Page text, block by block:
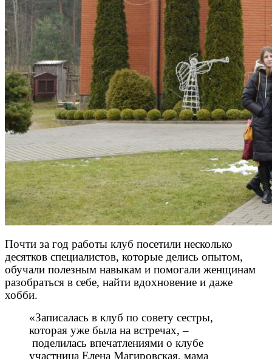
Почти за год работы клуб посетили несколько
десятков специалистов, которые делись опытом,
обучали полезным навыкам и помогали женщинам
разобраться в себе, найти вдохновение и даже
хобби.
«Записалась в клуб по совету сестры,
которая уже была на встречах, –
поделилась впечатлениями о клубе
участница Елена Магировская, мама